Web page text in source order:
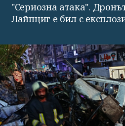
"Сериозна атака".
Лайпциг е бил с